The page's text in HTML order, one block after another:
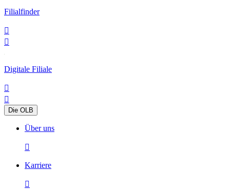
Filialfinder


Digitale Filiale


Die OLB
Über uns

Karriere
